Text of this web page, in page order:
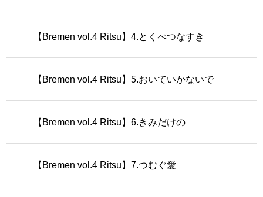
【Bremen vol.4 Ritsu】4.とくべつなすき
【Bremen vol.4 Ritsu】5.おいていかないで
【Bremen vol.4 Ritsu】6.きみだけの
【Bremen vol.4 Ritsu】7.つむぐ愛